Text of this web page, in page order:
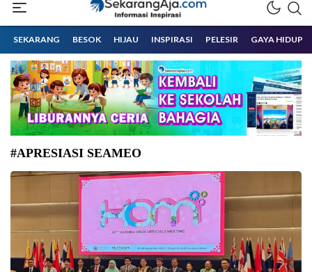
Sekarangaja
Informasi Inspirasi Malang Raya
SEKARANG BESOK HIJAU INSPIRASI PELESIR GAYA HIDUP
#APRESIASI SEAMEO
Forum SEAMEO High Official Meeting ke-47 membahas berbagai hal.
Termasuk ada apresiasi berupa sejumlah penghargaan untuk
perwakilan Indonesia. (foto: Biro Kerja Sama dan Hubungan Masyarakat
Kemendikdasmen)